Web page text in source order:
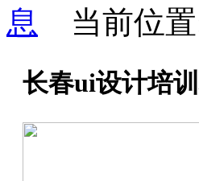
当前位
长春ui设计培